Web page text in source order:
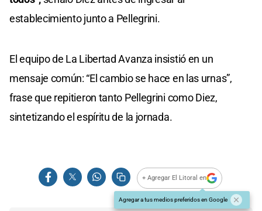
establecimiento junto a Pellegrini.
El equipo de La Libertad Avanza insistió en un
mensaje común: “El cambio se hace en las urnas”,
frase que repitieron tanto Pellegrini como Diez,
sintetizando el espíritu de la jornada.
+ Agregar El Litoral en
Agregar a tus medios preferidos en Google